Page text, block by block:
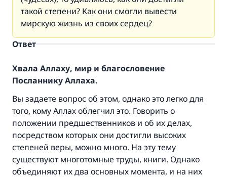
такой степени? Как они смогли вывести
мирскую жизнь из своих сердец?
Ответ
Хвала Аллаху, мир и благословение
Посланнику Аллаха.
Вы задаете вопрос об этом, однако это легко для
того, кому Аллах облегчил это. Говорить о
положении предшественников и об их делах,
посредством которых они достигли высоких
степеней веры, можно много. На эту тему
существуют многотомные труды, книги. Однако
объединяют их два основных момента, и на них